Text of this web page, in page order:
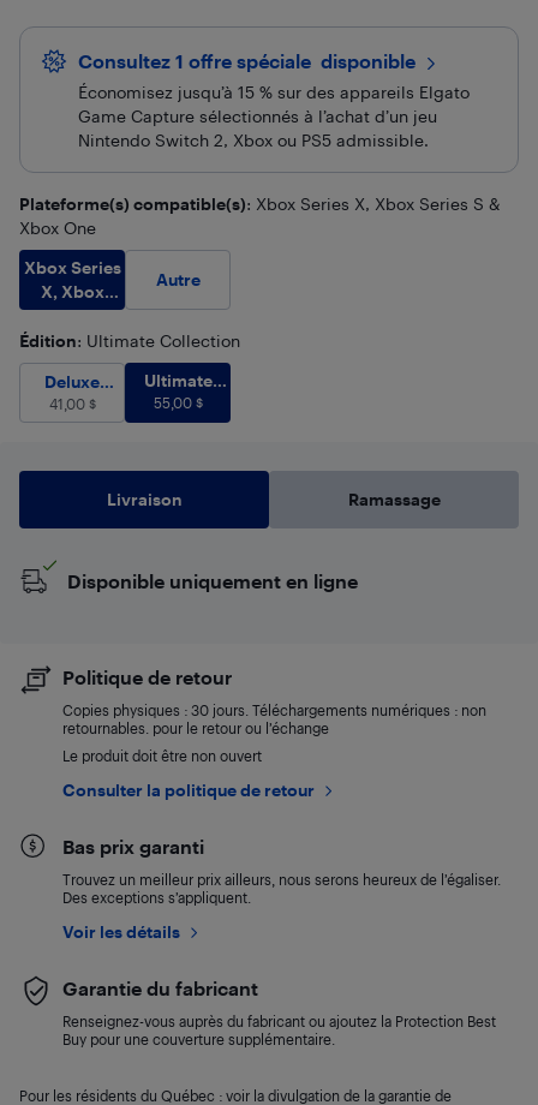
Consultez 1 offre spéciale disponible
Économisez jusqu’à 15 % sur des appareils Elgato
Game Capture sélectionnés à l’achat d’un jeu
Nintendo Switch 2, Xbox ou PS5 admissible.
Plateforme(s) compatible(s): Xbox Series X, Xbox Series S &
Xbox One
Xbox Series
X, Xbox
Series S &
Xbox One
Autre
Édition: Ultimate Collection
Deluxe Collection41,00
Deluxe
Collection
41,00$
Ultimate Collection
Ultimate
Collection
55,00$
Livraison Ramassage
Disponible uniquement en ligne
Politique de retour
Copies physiques : 30 jours. Téléchargements numériques : non
retournables. pour le retour ou l’échange
Le produit doit être non ouvert
Consulter la politique de retour
Bas prix garanti
Trouvez un meilleur prix ailleurs, nous serons heureux de l’égaliser.
Des exceptions s’appliquent.
Voir les détails
Garantie du fabricant
Renseignez-vous auprès du fabricant ou ajoutez la Protection Best
Buy pour une couverture supplémentaire.
Pour les résidents du Québec : voir la divulgation de la garantie de